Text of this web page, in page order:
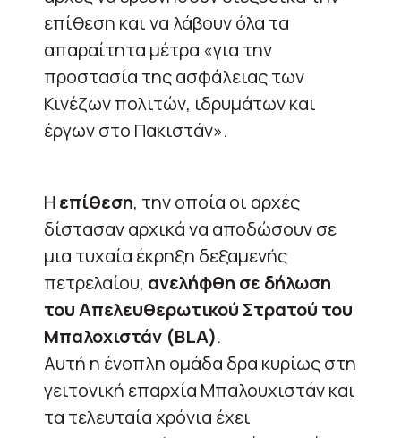
επίθεση και να λάβουν όλα τα
απαραίτητα μέτρα «για την
προστασία της ασφάλειας των
Κινέζων πολιτών, ιδρυμάτων και
έργων στο Πακιστάν».
Η επίθεση, την οποία οι αρχές
δίστασαν αρχικά να αποδώσουν σε
μια τυχαία έκρηξη δεξαμενής
πετρελαίου, ανελήφθη σε δήλωση
του Απελευθερωτικού Στρατού του
Μπαλοχιστάν (BLA).
Αυτή η ένοπλη ομάδα δρα κυρίως στη
γειτονική επαρχία Μπαλουχιστάν και
τα τελευταία χρόνια έχει